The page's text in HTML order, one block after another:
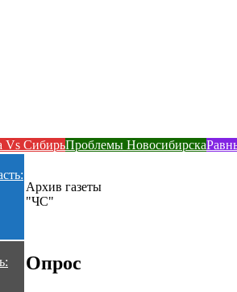
Vs СибирьПроблемы Новосибирска
Архив газеты
"ЧС"
Опрос